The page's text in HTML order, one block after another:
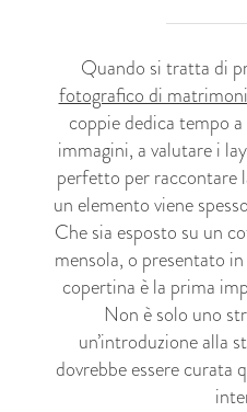
Quando si tratta di
fotografico di
coppie dedica tempo
immagini, a valutare i
perfetto per raccontare
un elemento viene
Che sia esposto su un
mensola, o presentato
copertina è la prima
Non è solo uno
un’introduzione alla
dovrebbe essere curata